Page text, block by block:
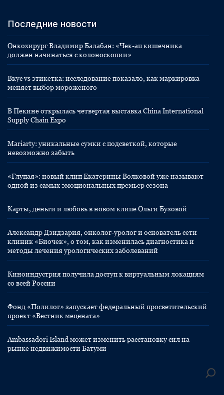
Последние новости
Онкохирург Владимир Балабан: «Чек-ап кишечника
должен начинаться с колоноскопии»
Вкус vs этикетка: исследование показало, как маркировка
меняет выбор мороженого
В Пекине открылась четвертая выставка China International
Supply Chain Expo
Mariarty: уникальные сумки с подсветкой, которые
невозможно забыть
«Глупая»: новый клип Екатерины Волковой уже называют
одной из самых эмоциональных премьер сезона
Карты, деньги и любовь в новом клипе Ольги Бузовой
Александр Дзидзария, онколог-уролог и основатель сети
клиник «Биочек», о том, как изменилась диагностика и
методы лечения урологических заболеваний
Киноиндустрия получила доступ к виртуальным локациям
со всей России
Фонд «Полилог» запускает федеральный просветительский
проект «Вестник мецената»
Ambassadori Island может изменить расстановку сил на
рынке недвижимости Батуми